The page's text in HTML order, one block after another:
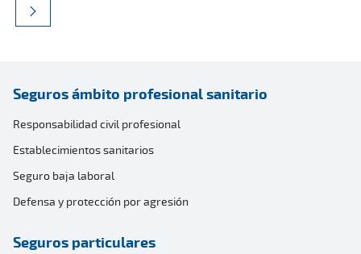
Seguros ámbito profesional sanitario
Responsabilidad civil profesional
Establecimientos sanitarios
Seguro baja laboral
Defensa y protección por agresión
Seguros particulares